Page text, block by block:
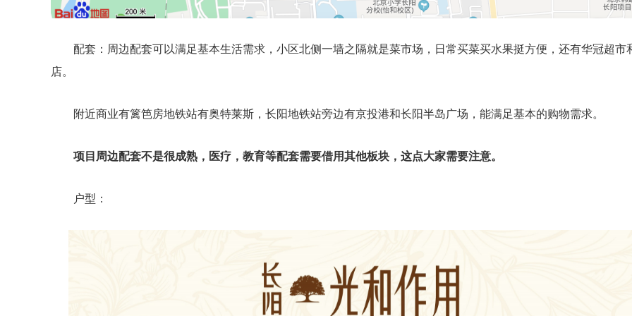
配套：周边配套可以满足基本生活需求，小区北侧一墙之隔就是菜市场，日常买菜买水果挺方便，还有华冠超市
店。
附近商业有篱笆房地铁站有奥特莱斯，长阳地铁站旁边有京投港和长阳半岛广场，能满足基本的购物需求。
项目周边配套不是很成熟，医疗，教育等配套需要借用其他板块，这点大家需要注意。
户型：